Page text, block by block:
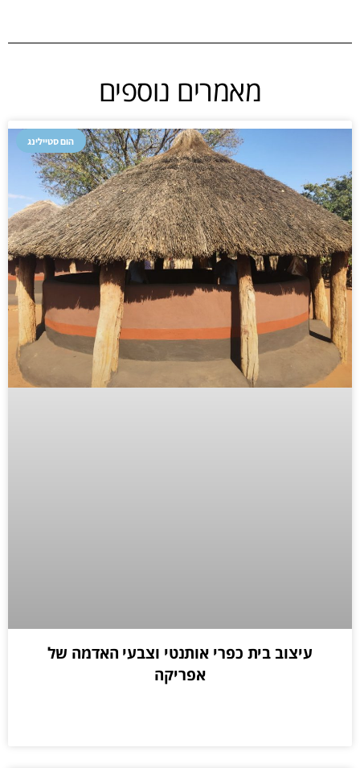
מאמרים נוספים
הום סטיילינג
עיצוב בית כפרי אותנטי וצבעי האדמה של
אפריקה